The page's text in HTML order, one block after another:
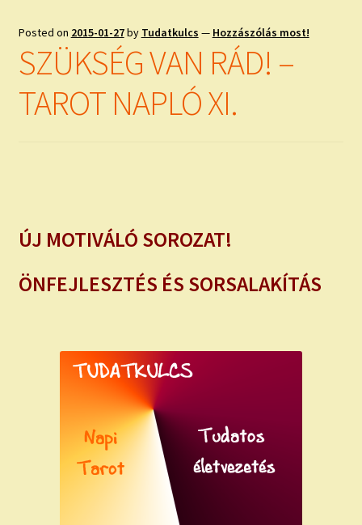
Posted on 2015-01-27by Tudatkulcs — Hozzászólás most!
SZÜKSÉG VAN RÁD! –
TAROT NAPLÓ XI.
ÚJ MOTIVÁLÓ SOROZAT!
ÖNFEJLESZTÉS ÉS SORSALAKÍTÁS